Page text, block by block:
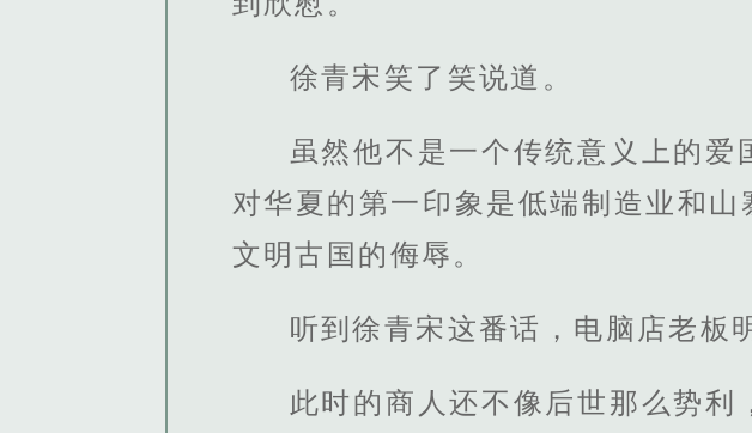
徐青宋笑了笑说道。
虽然他不是一个传统意义上的
对华夏的第一印象是低端制造业和
文明古国的侮辱。
听到徐青宋这番话，电脑店老板
此时的商人还不像后世那么势